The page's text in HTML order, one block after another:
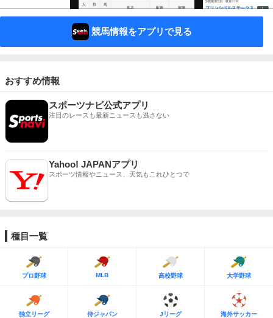
競馬情報をアプリで見る
おすすめ情報
スポーツナビ公式アプリ
注目のレースも最新ニュースも逃さない
Yahoo! JAPANアプリ
スポーツ情報やニュース、天気もこれひとつで
種目一覧
プロ野球 MLB 高校野球 大学野球
独立リーグ 侍ジャパン Jリーグ 海外サッカー